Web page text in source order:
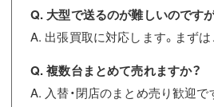
Q. 大型で送るのが難しいのです
A. 出張買取に対応します。まずは
Q. 複数台まとめて売れますか？
A. 入替・閉店のまとめ売り歓迎で